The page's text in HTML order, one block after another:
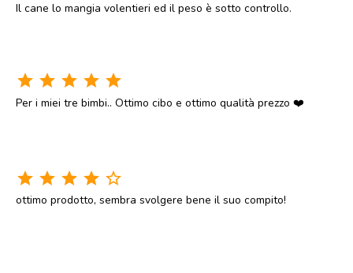
Il cane lo mangia volentieri ed il peso è sotto controllo.
star star star star star
Per i miei tre bimbi.. Ottimo cibo e ottimo qualità prezzo ❤️
star star star star star_border
ottimo prodotto, sembra svolgere bene il suo compito!